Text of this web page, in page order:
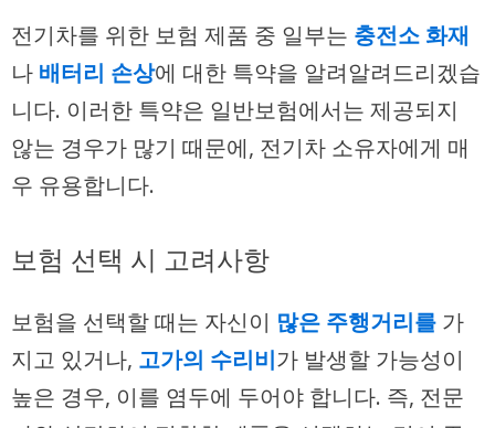
전기차를 위한 보험 제품 중 일부는 충전소 화재
나 배터리 손상에 대한 특약을 알려알려드리겠습
니다. 이러한 특약은 일반보험에서는 제공되지
않는 경우가 많기 때문에, 전기차 소유자에게 매
우 유용합니다.
보험 선택 시 고려사항
보험을 선택할 때는 자신이 많은 주행거리를 가
지고 있거나, 고가의 수리비가 발생할 가능성이
높은 경우, 이를 염두에 두어야 합니다. 즉, 전문